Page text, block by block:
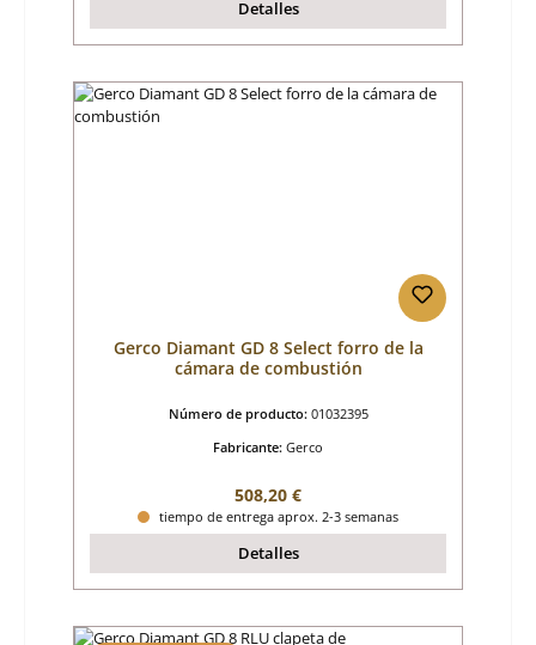
Detalles
Gerco Diamant GD 8 Select forro de la
cámara de combustión
Número de producto: 01032395
Fabricante: Gerco
Precio normal:
508,20 €
tiempo de entrega aprox. 2-3 semanas
Detalles